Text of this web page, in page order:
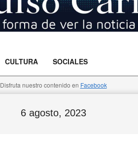
CULTURA SOCIALES
Disfruta nuestro contenido en Facebook
6 agosto, 2023